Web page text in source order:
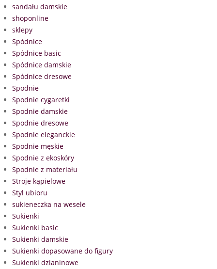
sandału damskie
shoponline
sklepy
Spódnice
Spódnice basic
Spódnice damskie
Spódnice dresowe
Spodnie
Spodnie cygaretki
Spodnie damskie
Spodnie dresowe
Spodnie eleganckie
Spodnie męskie
Spodnie z ekoskóry
Spodnie z materiału
Stroje kąpielowe
Styl ubioru
sukieneczka na wesele
Sukienki
Sukienki basic
Sukienki damskie
Sukienki dopasowane do figury
Sukienki dzianinowe